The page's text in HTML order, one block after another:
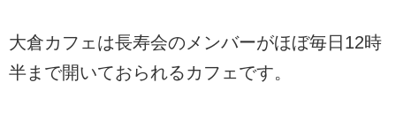
大倉カフェは長寿会のメンバーがほぼ毎日12時
半まで開いておられるカフェです。